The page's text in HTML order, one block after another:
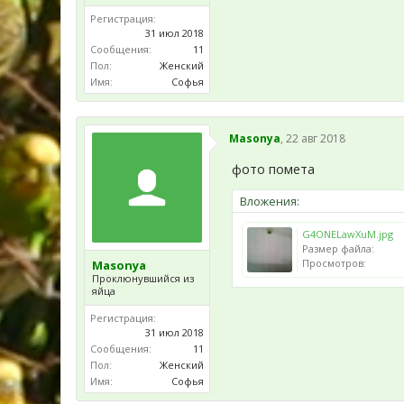
Регистрация:
31 июл 2018
Сообщения:
11
Пол:
Женский
Имя:
Софья
Masonya
Проклюнувшийся из
яйца
Регистрация:
31 июл 2018
Сообщения:
11
Пол:
Женский
Имя:
Софья
Masonya, 22 авг 2018
фото помета
Вложения:
G4ONELawXuM.jpg
Размер файла:
Просмотров: